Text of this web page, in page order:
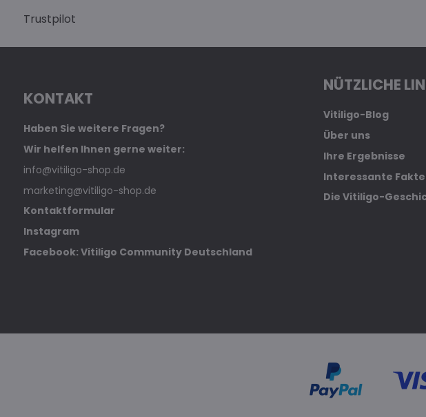
Trustpilot
KONTAKT
Haben Sie weitere Fragen?
Wir helfen Ihnen gerne weiter:
info@vitiligo-shop.de
marketing@vitiligo-shop.de
Kontaktformular
Instagram
Facebook: Vitiligo Community Deutschland
NÜTZLICHE
Vitiligo-Blog
Über uns
Ihre Ergebnisse
Interessante
Die Vitiligo-